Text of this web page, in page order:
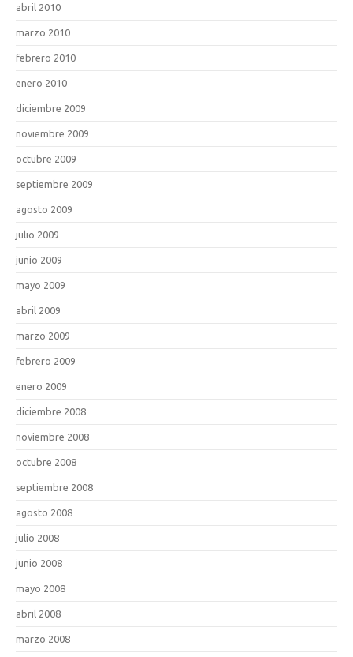
abril 2010
marzo 2010
febrero 2010
enero 2010
diciembre 2009
noviembre 2009
octubre 2009
septiembre 2009
agosto 2009
julio 2009
junio 2009
mayo 2009
abril 2009
marzo 2009
febrero 2009
enero 2009
diciembre 2008
noviembre 2008
octubre 2008
septiembre 2008
agosto 2008
julio 2008
junio 2008
mayo 2008
abril 2008
marzo 2008